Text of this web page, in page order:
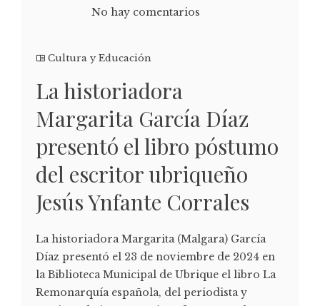
No hay comentarios
Cultura y Educación
La historiadora
Margarita García Díaz
presentó el libro póstumo
del escritor ubriqueño
Jesús Ynfante Corrales
La historiadora Margarita (Malgara) García
Díaz presentó el 23 de noviembre de 2024 en
la Biblioteca Municipal de Ubrique el libro La
Remonarquía española, del periodista y